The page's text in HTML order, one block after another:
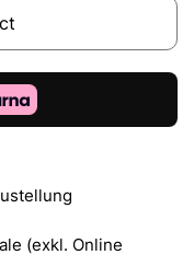
(exkl. Online